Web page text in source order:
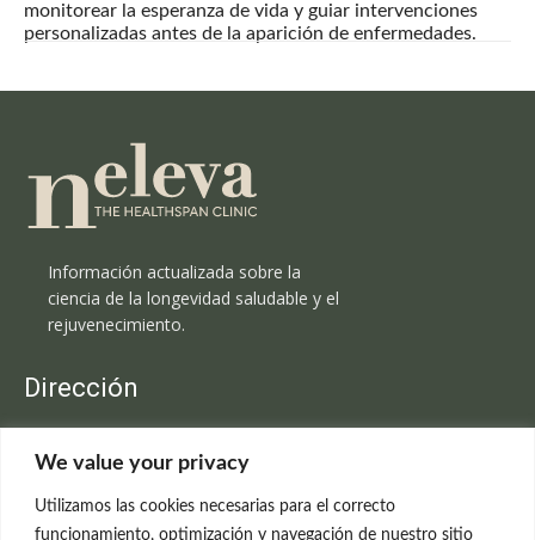
We value your privacy
Utilizamos las cookies necesarias para el correcto
funcionamiento, optimización y navegación de nuestro sitio
monitorear la esperanza de vida y guiar intervenciones
personalizadas antes de la aparición de enfermedades.
Información actualizada sobre la
ciencia de la longevidad saludable y el
rejuvenecimiento.
Dirección
C/Claudio Coello, 19 - 1º
699 595 619